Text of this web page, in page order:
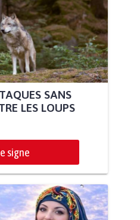
SANS
LES LOUPS
signe